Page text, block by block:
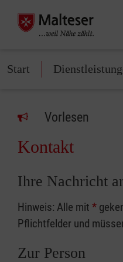
Start
Vorlesen
Kontakt
Ihre Nachricht
Hinweis: Alle mit *
Pflichtfelder und
Zur Person